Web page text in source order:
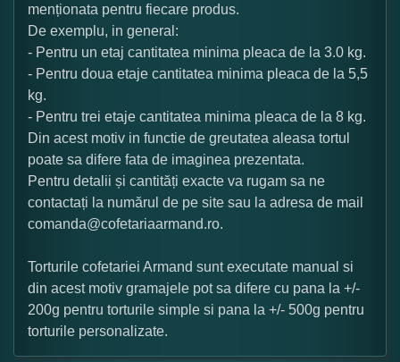
menționata pentru fiecare produs.
De exemplu, in general:
- Pentru un etaj cantitatea minima pleaca de la 3.0 kg.
- Pentru doua etaje cantitatea minima pleaca de la 5,5
kg.
- Pentru trei etaje cantitatea minima pleaca de la 8 kg.
Din acest motiv in functie de greutatea aleasa tortul
poate sa difere fata de imaginea prezentata.
Pentru detalii și cantități exacte va rugam sa ne
contactați la numărul de pe site sau la adresa de mail
comanda@cofetariaarmand.ro.
Torturile cofetariei Armand sunt executate manual si
din acest motiv gramajele pot sa difere cu pana la +/-
200g pentru torturile simple si pana la +/- 500g pentru
torturile personalizate.